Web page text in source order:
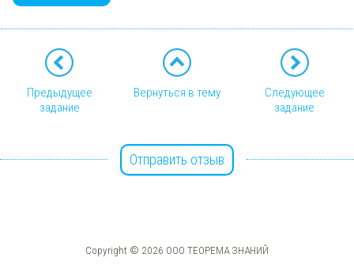
Предыдущее
задание
Вернуться в тему
Следующее
задание
Отправить отзыв
Copyright © 2026 ООО ТЕОРЕМА ЗНАНИЙ